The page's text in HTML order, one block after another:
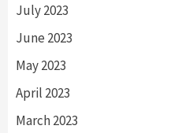
July 2023
June 2023
May 2023
April 2023
March 2023